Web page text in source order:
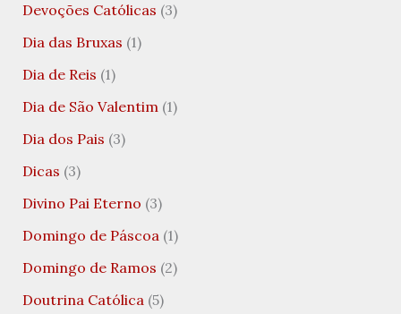
Devoções Católicas (3)
Dia das Bruxas (1)
Dia de Reis (1)
Dia de São Valentim(1)
Dia dos Pais (3)
Dicas (3)
Divino Pai Eterno (3)
Domingo de Páscoa(1)
Domingo de Ramos (2)
Doutrina Católica(5)